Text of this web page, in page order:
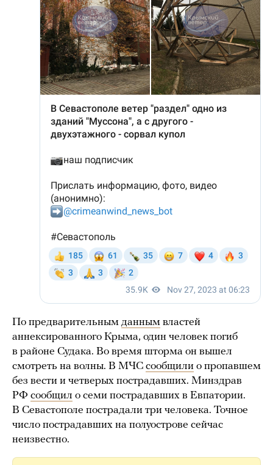
По предварительным данным властей
аннексированного Крыма, один человек погиб
в районе Судака. Во время шторма он вышел
смотреть на волны. В МЧС сообщили о пропавшем
без вести и четверых пострадавших. Минздрав
РФ сообщил о семи пострадавших в Евпатории.
В Севастополе пострадали три человека. Точное
число пострадавших на полуострове сейчас
неизвестно.